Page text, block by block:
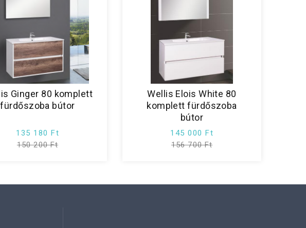
Ginger 80 komplett
fürdőszoba bútor
135 180 Ft
150 200 Ft
Wellis Elois White 80
komplett fürdőszoba
bútor
145 000 Ft
156 700 Ft